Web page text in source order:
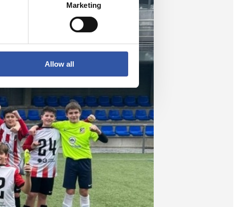
Marketing
Allow all